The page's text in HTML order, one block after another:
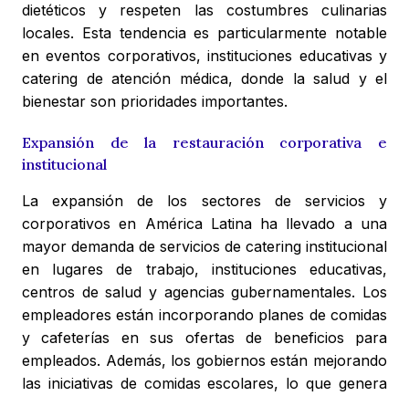
dietéticos y respeten las costumbres culinarias
locales. Esta tendencia es particularmente notable
en eventos corporativos, instituciones educativas y
catering de atención médica, donde la salud y el
bienestar son prioridades importantes.
Expansión de la restauración corporativa e
institucional
La expansión de los sectores de servicios y
corporativos en América Latina ha llevado a una
mayor demanda de servicios de catering institucional
en lugares de trabajo, instituciones educativas,
centros de salud y agencias gubernamentales. Los
empleadores están incorporando planes de comidas
y cafeterías en sus ofertas de beneficios para
empleados. Además, los gobiernos están mejorando
las iniciativas de comidas escolares, lo que genera